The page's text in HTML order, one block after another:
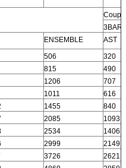
3BAR
ENSEMBLE
AST
506
320
815
490
1206
707
1011
616
1455
840
2085
1093
2534
1406
2999
2149
3726
2621